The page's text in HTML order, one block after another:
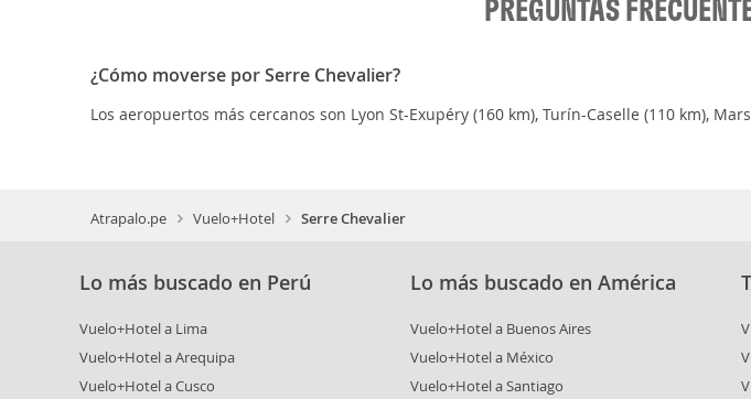
PREGUNTAS
¿Cómo moverse por Serre Chevalier?
Los aeropuertos más cercanos son Lyon St-Exupéry (160 km), Turín-Caselle (110 km),
Atrapalo.pe Vuelo+Hotel Serre Chevalier
Lo más buscado en Perú
Vuelo+Hotel a Lima
Vuelo+Hotel a Arequipa
Vuelo+Hotel a Cusco
Lo más buscado en América
Vuelo+Hotel a Buenos Aires
Vuelo+Hotel a México
Vuelo+Hotel a Santiago